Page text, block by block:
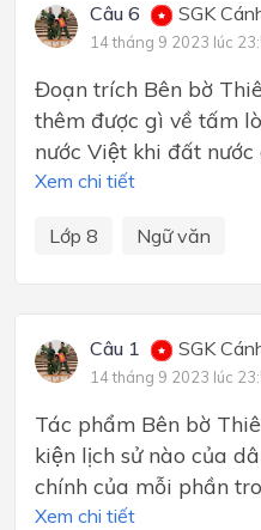
Câu 6 SGK
14 tháng 9 2023 lúc
Đoạn trích Bên bờ
thêm được gì về tấm
nước Việt khi đất
Xem chi tiết
Lớp 8 Ngữ văn
Câu 1 SGK
14 tháng 9 2023 lúc
Tác phẩm Bên bờ
kiện lịch sử nào của
chính của mỗi phần
Xem chi tiết